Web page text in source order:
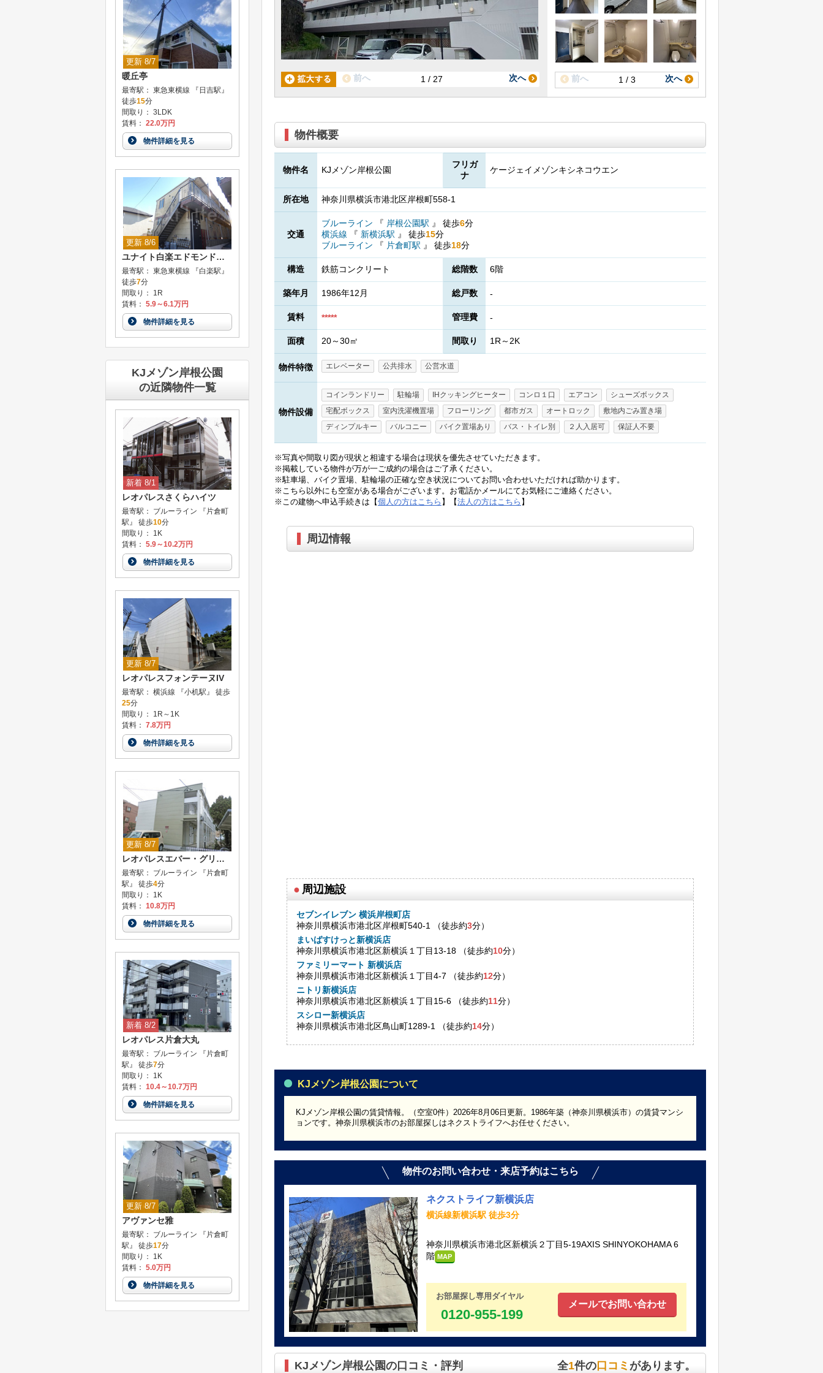
1 / 27
前へ 次へ 1 / 3
前へ 次へ
物件概要
物件名 KJメゾン岸根公園
フリガ
ナ
ケージェイメゾンキシネコウエン
所在地 神奈川県横浜市港北区岸根町558-1
交通
ブルーライン 『 岸根公園駅 』 徒歩6分
横浜線
『 新横浜駅 』 徒歩15分
ブルーライン
『 片倉町駅 』 徒歩18分
構造 鉄筋コンクリート 総階数 6階
築年月 1986年12月 総戸数 -
賃料 ***** 管理費 -
面積 20～30㎡ 間取り 1R～2K
物件特徴 エレベーター 公共排水 公営水道
物件設備
コインランドリー 駐輪場 IHクッキングヒーター コンロ１口 エアコン
シューズボックス
宅配ボックス
室内洗濯機置場 フローリング 都市ガス オートロック
敷地内ごみ置き場
ディンプルキー
バルコニー バイク置場あり バス・トイレ別 ２人入居可 保証人不要
※写真や間取り図が現状と相違する場合は現状を優先させていただきます。
※掲載している物件が万が一ご成約の場合はご了承ください。
※駐車場、バイク置場、駐輪場の正確な空き状況についてお問い合わせいただければ助かります。
※こちら以外にも空室がある場合がございます。お電話かメールにてお気軽にご連絡ください。
※この建物へ申込手続きは【個人の方はこちら 】【法人の方はこちら 】
周辺情報
● 周辺施設
セブンイレブン 横浜岸根町店
神奈川県横浜市港北区岸根町540-1 （徒歩約3分）
まいばすけっと新横浜店
神奈川県横浜市港北区新横浜１丁目13-18 （徒歩約10分）
ファミリーマート 新横浜店
神奈川県横浜市港北区新横浜１丁目4-7 （徒歩約12分）
ニトリ新横浜店
神奈川県横浜市港北区新横浜１丁目15-6 （徒歩約11分）
スシロー新横浜店
神奈川県横浜市港北区鳥山町1289-1 （徒歩約14分）
KJメゾン岸根公園について
KJメゾン岸根公園の賃貸情報。（空室0件）2026年8月06日更新。1986年築（神奈川県横浜市）の賃貸マンシ
ョンです。神奈川県横浜市のお部屋探しはネクストライフへお任せください。
物件のお問い合わせ・来店予約はこちら
ネクストライフ新横浜店
横浜線新横浜駅 徒歩3分
神奈川県横浜市港北区新横浜２丁目5-19AXIS SHINYOKOHAMA 6
階 MAP
お部屋探し専用ダイヤル
0120-955-199
メールでお問い合わせ
KJメゾン岸根公園の口コミ・評判 全1件の 口コミ があります。
更新 8/7
暖丘亭
最寄駅： 東急東横線 『日吉駅』
徒歩15分
間取り： 3LDK
賃料： 22.0万円
物件詳細を見る
更新 8/6
ユナイト白楽エドモンドの杜
最寄駅： 東急東横線 『白楽駅』
徒歩7分
間取り： 1R
賃料： 5.9～6.1万円
物件詳細を見る
KJメゾン岸根公園
の近隣物件一覧
新着 8/1
レオパレスさくらハイツ
最寄駅： ブルーライン 『片倉町
駅』 徒歩10分
間取り： 1K
賃料： 5.9～10.2万円
物件詳細を見る
更新 8/7
レオパレスフォンテーヌIV
最寄駅： 横浜線 『小机駅』 徒歩
25分
間取り： 1R～1K
賃料： 7.8万円
物件詳細を見る
更新 8/7
レオパレスエバー・グリーン
最寄駅： ブルーライン 『片倉町
駅』 徒歩4分
間取り： 1K
賃料： 10.8万円
物件詳細を見る
新着 8/2
レオパレス片倉大丸
最寄駅： ブルーライン 『片倉町
駅』 徒歩7分
間取り： 1K
賃料： 10.4～10.7万円
物件詳細を見る
更新 8/7
アヴァンセ雅
最寄駅： ブルーライン 『片倉町
駅』 徒歩17分
間取り： 1K
賃料： 5.0万円
物件詳細を見る